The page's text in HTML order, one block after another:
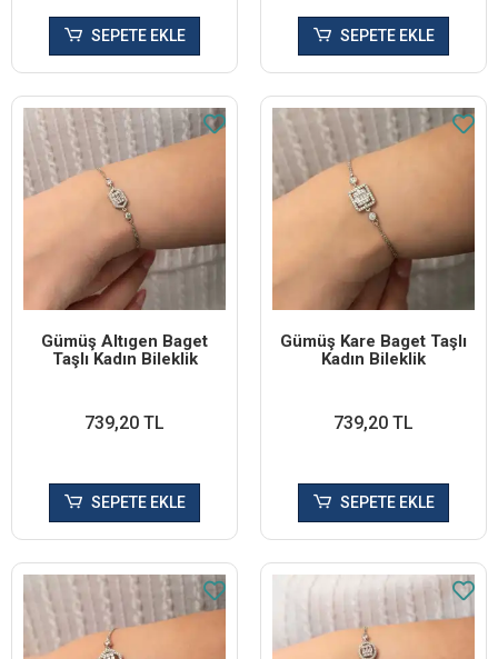
SEPETE EKLE SEPETE EKLE
Gümüş Altıgen Baget
Taşlı Kadın Bileklik
739,20 TL
SEPETE EKLE
Gümüş Kare Baget Taşlı
Kadın Bileklik
739,20 TL
SEPETE EKLE